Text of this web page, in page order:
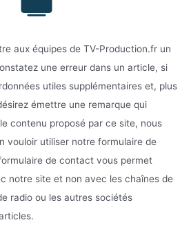
aux équipes de TV-Production.fr un
une erreur dans un article, si
utiles supplémentaires et, plus
émettre une remarque qui
contenu proposé par ce site, nous
vouloir utiliser notre formulaire de
de contact vous permet
notre site et non avec les chaînes de
radio ou les autres sociétés